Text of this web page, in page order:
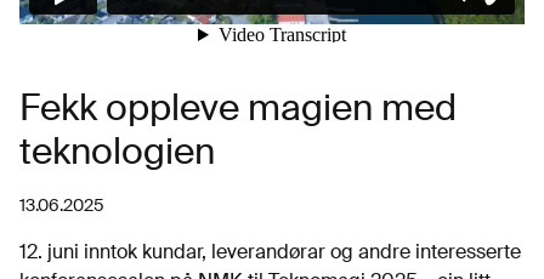
Fekk oppleve magien med
teknologien
13.06.2025
12. juni inntok kundar, leverandørar og andre interesserte